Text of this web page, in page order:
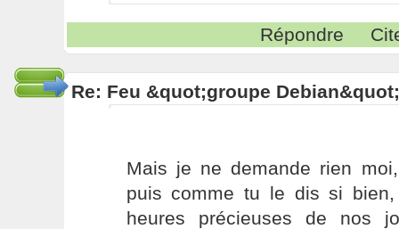
Répondre
Re: Feu &quot;groupe Debian&quot;
Mais je ne demande rien
puis comme tu le dis si bien,
heures précieuses de nos